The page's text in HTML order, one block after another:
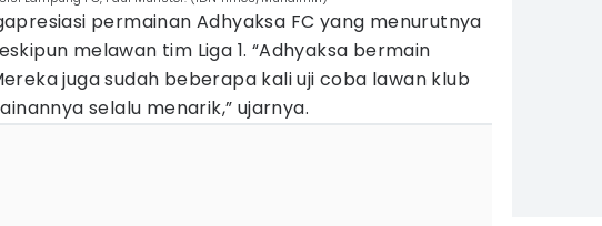
permainan Adhyaksa FC yang menurutnya
melawan tim Liga 1. “Adhyaksa bermain
juga sudah beberapa kali uji coba lawan klub
selalu menarik,” ujarnya.